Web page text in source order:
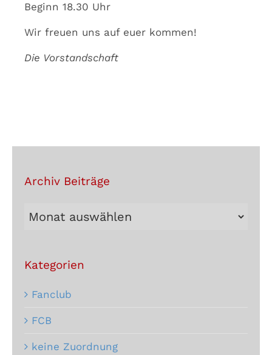
Beginn 18.30 Uhr
Wir freuen uns auf euer kommen!
Die Vorstandschaft
Archiv Beiträge
Archiv
Beiträge
Kategorien
Fanclub
FCB
keine Zuordnung